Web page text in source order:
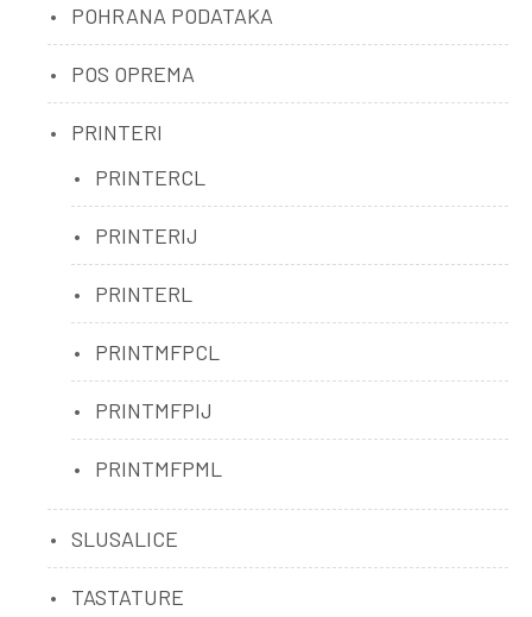
POHRANA PODATAKA
POS OPREMA
PRINTERI
PRINTERCL
PRINTERIJ
PRINTERL
PRINTMFPCL
PRINTMFPIJ
PRINTMFPML
SLUSALICE
TASTATURE